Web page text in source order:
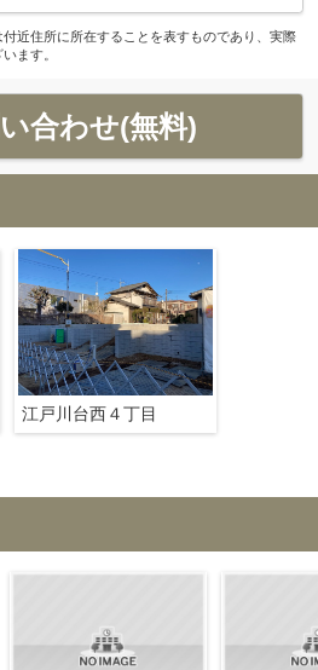
近住所に所在することを表すものであり、実際
ます。
合わせ(無料)
江戸川台西４丁目